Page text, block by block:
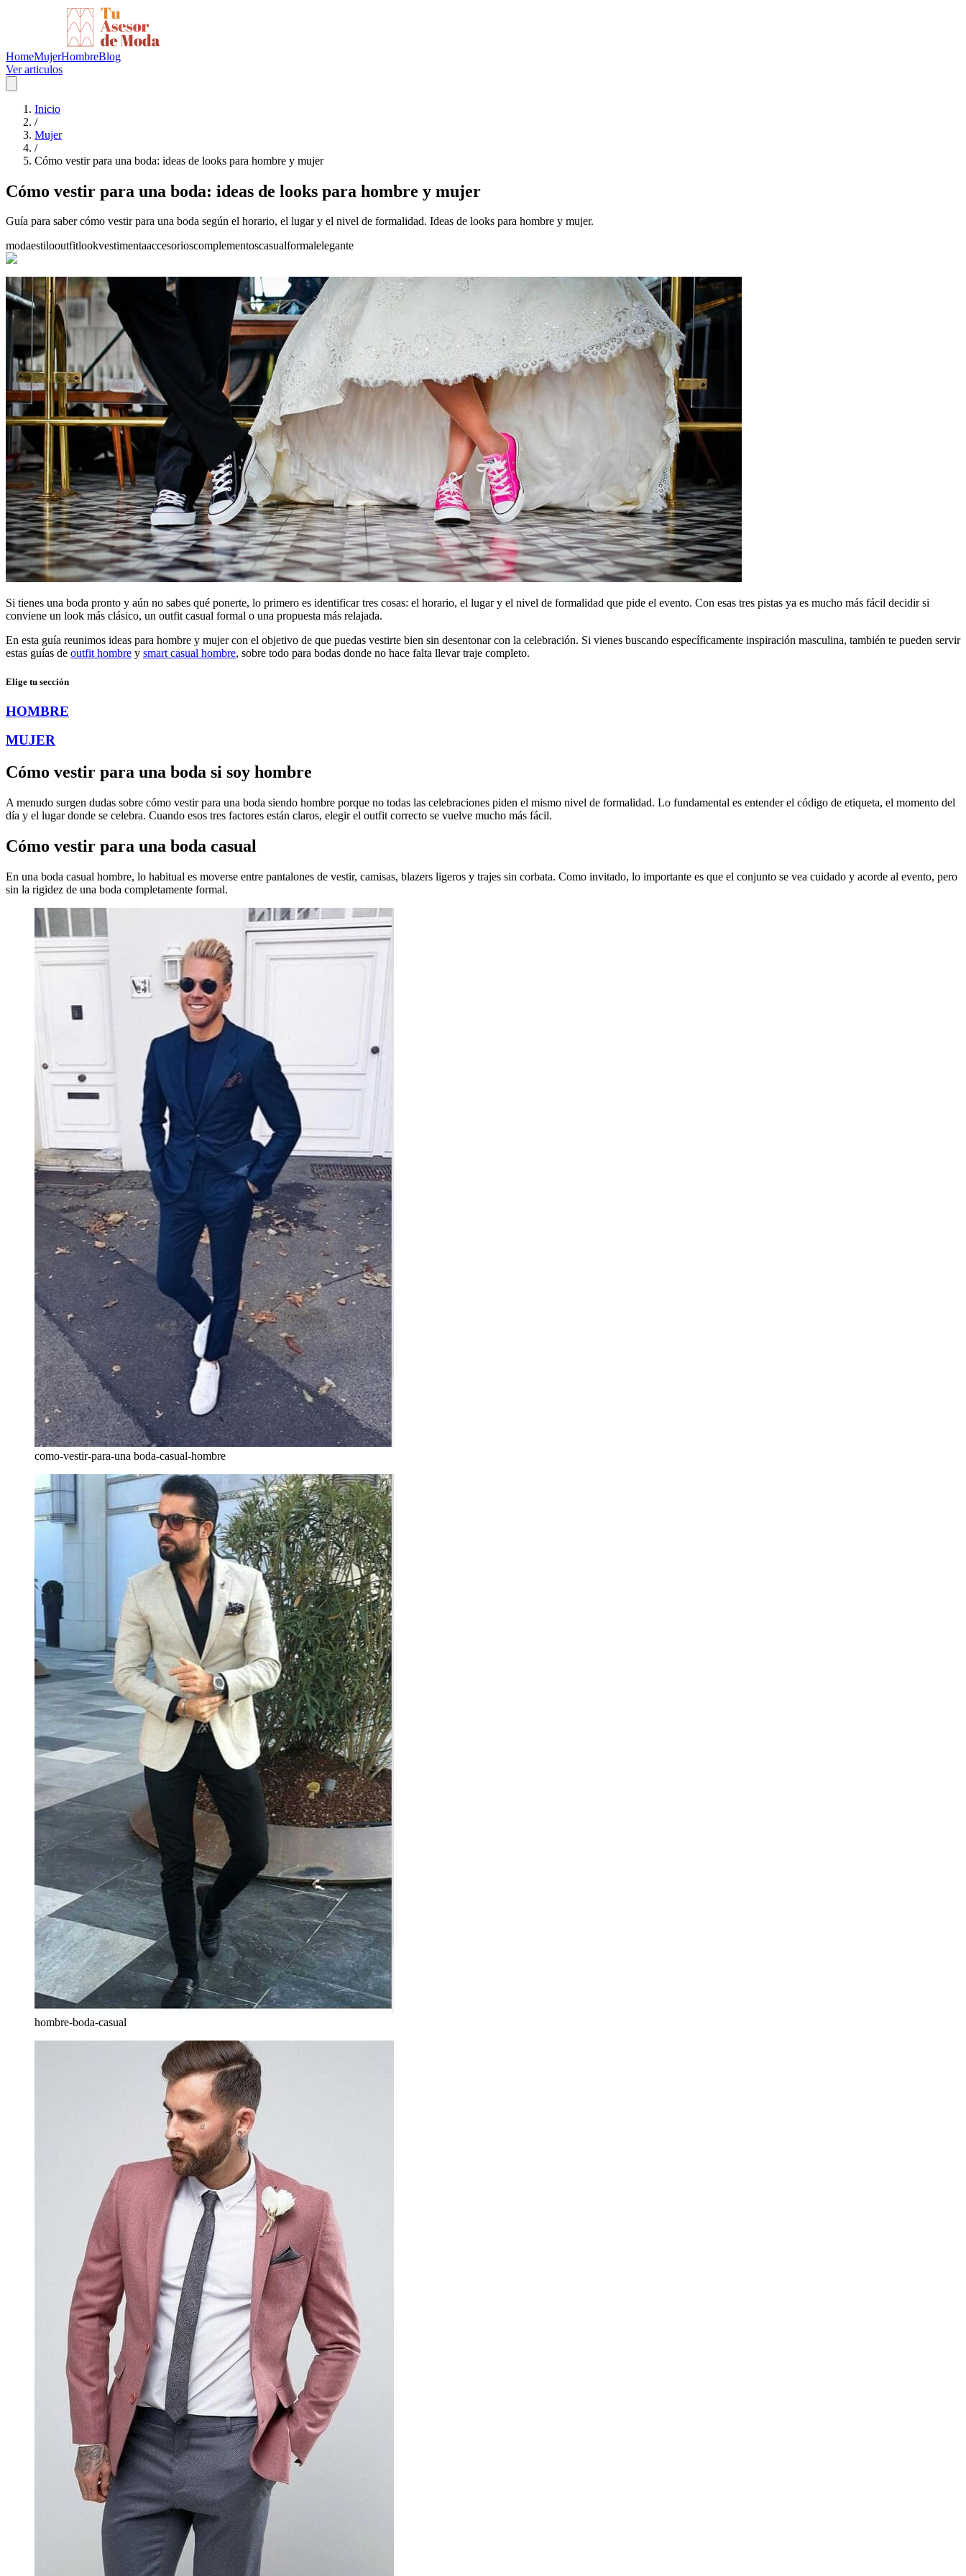
HomeMujerHombreBlog
Ver articulos
Inicio
/
Mujer
/
Cómo vestir para una boda: ideas de looks para hombre y mujer
Cómo vestir para una boda: ideas de looks para hombre y mujer
Guía para saber cómo vestir para una boda según el horario, el lugar y el nivel de formalidad. Ideas de looks para hombre y mujer.
modaestilooutfitlookvestimentaaccesorioscomplementoscasualformalelegante
Si tienes una boda pronto y aún no sabes qué ponerte, lo primero es identificar tres cosas: el horario, el lugar y el nivel de formalidad que pide el evento. Con esas tres pistas ya es mucho más fácil decidir si
conviene un look más clásico, un outfit casual formal o una propuesta más relajada.
En esta guía reunimos ideas para hombre y mujer con el objetivo de que puedas vestirte bien sin desentonar con la celebración. Si vienes buscando específicamente inspiración masculina, también te pueden servir
estas guías de outfit hombre y smart casual hombre, sobre todo para bodas donde no hace falta llevar traje completo.
Elige tu sección
HOMBRE
MUJER
Cómo vestir para una boda si soy hombre
A menudo surgen dudas sobre cómo vestir para una boda siendo hombre porque no todas las celebraciones piden el mismo nivel de formalidad. Lo fundamental es entender el código de etiqueta, el momento del
día y el lugar donde se celebra. Cuando esos tres factores están claros, elegir el outfit correcto se vuelve mucho más fácil.
Cómo vestir para una boda casual
En una boda casual hombre, lo habitual es moverse entre pantalones de vestir, camisas, blazers ligeros y trajes sin corbata. Como invitado, lo importante es que el conjunto se vea cuidado y acorde al evento, pero
sin la rigidez de una boda completamente formal.
como-vestir-para-una boda-casual-hombre
hombre-boda-casual